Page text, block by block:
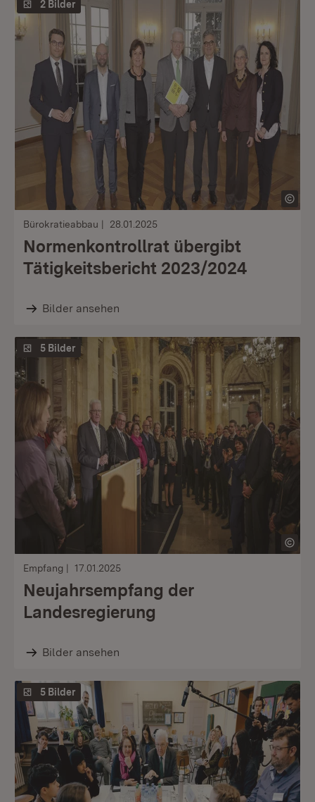
2 Bilder
Bürokratieabbau 28.01.2025
Normenkontrollrat übergibt
Tätigkeitsbericht 2023/2024
Bilder ansehen
5 Bilder
Empfang 17.01.2025
Neujahrsempfang der
Landesregierung
Bilder ansehen
5 Bilder